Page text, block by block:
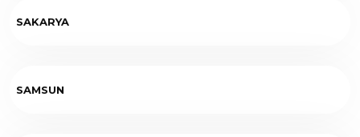
SAKARYA
SAMSUN